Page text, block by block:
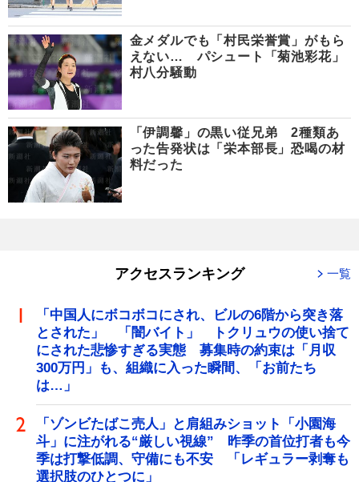
金メダルでも「村民栄誉賞」がもら
えない… パシュート「菊池彩花」
村八分騒動
「伊調馨」の黒い従兄弟 2種類あ
った告発状は「栄本部長」恐喝の材
料だった
アクセスランキング 一覧
「中国人にボコボコにされ、ビルの6階から突き落
とされた」 「闇バイト」 トクリュウの使い捨て
にされた悲惨すぎる実態 募集時の約束は「月収
300万円」も、組織に入った瞬間、「お前たち
は…」
「ゾンビたばこ売人」と肩組みショット「小園海
斗」に注がれる“厳しい視線” 昨季の首位打者も今
季は打撃低調、守備にも不安 「レギュラー剥奪も
選択肢のひとつに」